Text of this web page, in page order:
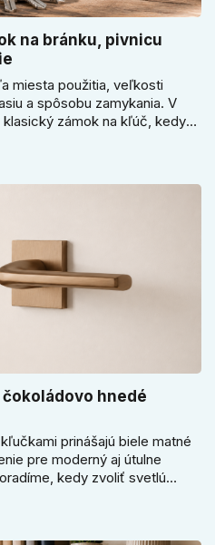
na bránku, pivnicu
miesta použitia, veľkosti
a spôsobu zamykania. V
zámok na kľúč, kedy
domčeku neoplatí
hnedé
prinášajú biele matné
pre moderný aj útulne
kedy zvoliť svetlú
štvorcovým štítom. Nové